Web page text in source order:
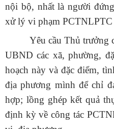
nội bộ, nhất là người
xử lý vi phạm
Yêu cầu Thủ trưởng
UBND các xã, phường,
hoạch này và đặc điểm,
địa phương mình để chỉ
hợp; lồng ghép kết quả
định kỳ về công tác